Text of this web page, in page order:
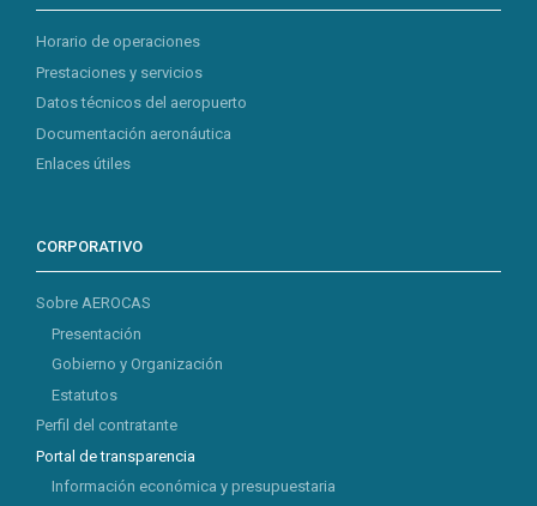
Horario de operaciones
Prestaciones y servicios
Datos técnicos del aeropuerto
Documentación aeronáutica
Enlaces útiles
CORPORATIVO
Sobre AEROCAS
Presentación
Gobierno y Organización
Estatutos
Perfil del contratante
Portal de transparencia
Información económica y presupuestaria